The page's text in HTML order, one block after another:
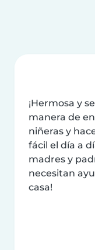
¡Hermosa y
manera de
niñeras y
fácil el día a
madres y
necesitan
casa!